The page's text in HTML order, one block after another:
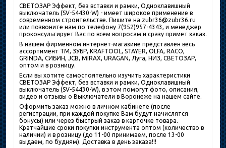
СВЕТОЗАР Эффект, без вставки и рамки, Одноклавишный
выключатель (SV-54430-W) - имеет широкое применение в
современном строительстве. Пишите на zubr36@zubr36.ru
или позвоните нам по телефону 7(952)957-4343, и менеджер
проконсультирует Вас по всем вопросам и сразу примет заказ.
В нашем фирменном интернет-магазине представлен весь
ассортимент ТМ, ЗУБР, KRAFTOOL, STAYER, OLFA, RACO,
GRINDA, СИБИН, JCB, MIRAX, URAGAN, Луга, НИЗ, СВЕТОЗАР,
оптом и в розницу.
Если вы хотите самостоятельно изучить характеристики
СВЕТОЗАР Эффект, без вставки и рамки, Одноклавишный
выключатель (SV-54430-W), в этом помогут фото, описания,
видео и отзывы о Выключатели в Воронеже на нашем сайте.
Оформить заказ можно в личном кабинете (после
регистрации, при каждой покупке Вам будут начислятся
бонусы) или через быстрый заказ в карточке товара.
Кратчайшие сроки покупки инструмента оптом (количество в
наличии) и в розницу (до 11-00 принимаем, после 13-00
выдаем, по будням). Доставка в день заказа!!!